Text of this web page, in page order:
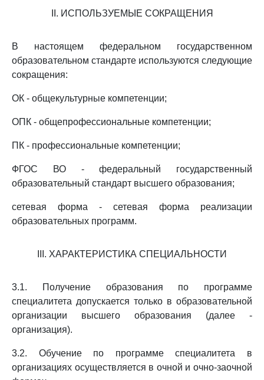
II. ИСПОЛЬЗУЕМЫЕ СОКРАЩЕНИЯ
В настоящем федеральном государственном
образовательном стандарте используются следующие
сокращения:
ОК - общекультурные компетенции;
ОПК - общепрофессиональные компетенции;
ПК - профессиональные компетенции;
ФГОС ВО - федеральный государственный
образовательный стандарт высшего образования;
сетевая форма - сетевая форма реализации
образовательных программ.
III. ХАРАКТЕРИСТИКА СПЕЦИАЛЬНОСТИ
3.1. Получение образования по программе
специалитета допускается только в образовательной
организации высшего образования (далее -
организация).
3.2. Обучение по программе специалитета в
организациях осуществляется в очной и очно-заочной